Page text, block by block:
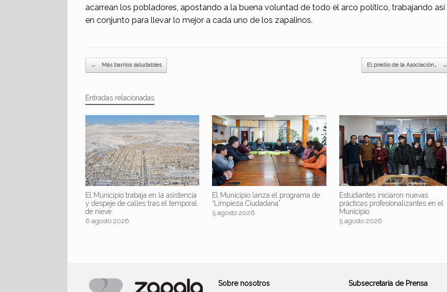
acarrean los pobladores, apostando a la buena voluntad de todo el arco político, trabajando así
en conjunto para llevar lo mejor a cada uno de los zapalinos.
Navegador de artículos
← Más barrios saludables El predio de la Asociación… →
Entradas relacionadas
El Municipio trabaja en la asistencia
y despeje de calles tras el temporal
de nieve
6 agosto 2026
El Municipio lanza el programa de
“Limpieza Ciudadana”
5 agosto 2026
Estudiantes iniciaron nuevas
prácticas profesionalizantes en el
Municipio
5 agosto 2026
Sobre nosotros Subsecretaría de Prensa